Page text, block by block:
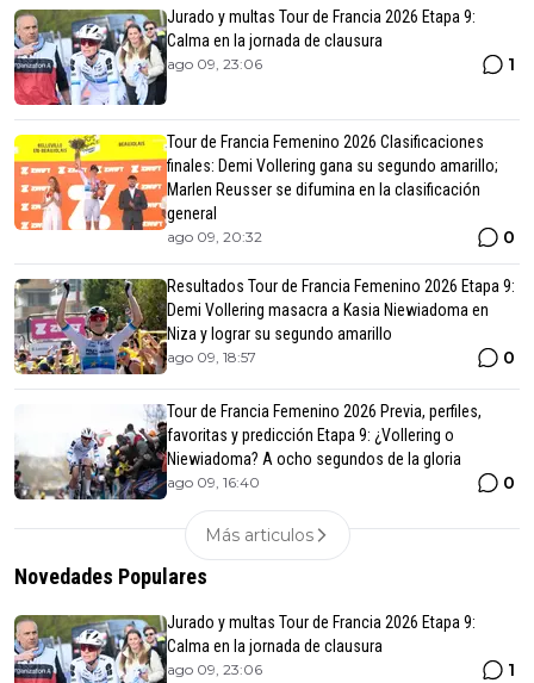
Jurado y multas Tour de Francia 2026 Etapa 9:
Calma en la jornada de clausura
ago 09, 23:06 1
Tour de Francia Femenino 2026 Clasificaciones
finales: Demi Vollering gana su segundo amarillo;
Marlen Reusser se difumina en la clasificación
general
ago 09, 20:32 0
Resultados Tour de Francia Femenino 2026 Etapa 9:
Demi Vollering masacra a Kasia Niewiadoma en
Niza y lograr su segundo amarillo
ago 09, 18:57 0
Tour de Francia Femenino 2026 Previa, perfiles,
favoritas y predicción Etapa 9: ¿Vollering o
Niewiadoma? A ocho segundos de la gloria
ago 09, 16:40 0
Más articulos
Novedades Populares
Jurado y multas Tour de Francia 2026 Etapa 9:
Calma en la jornada de clausura
ago 09, 23:06 1